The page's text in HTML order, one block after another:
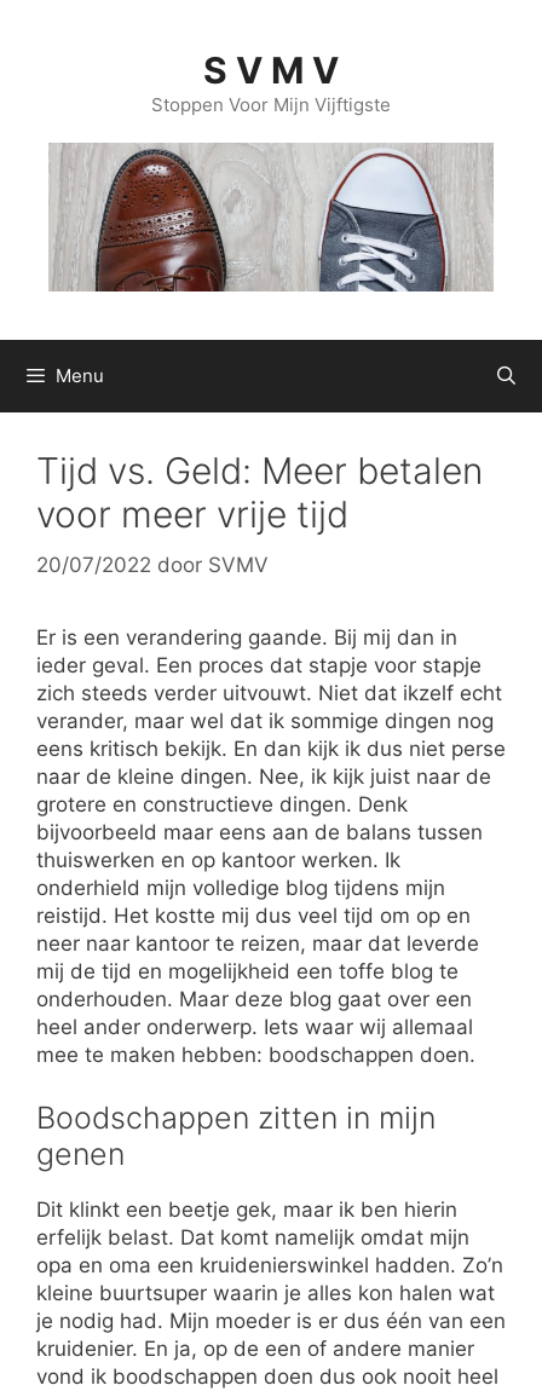
S V M V
Stoppen Voor Mijn Vijftigste
Menu
Tijd vs. Geld: Meer betalen
voor meer vrije tijd
20/07/2022 door SVMV
Er is een verandering gaande. Bij mij dan in
ieder geval. Een proces dat stapje voor stapje
zich steeds verder uitvouwt. Niet dat ikzelf echt
verander, maar wel dat ik sommige dingen nog
eens kritisch bekijk. En dan kijk ik dus niet perse
naar de kleine dingen. Nee, ik kijk juist naar de
grotere en constructieve dingen. Denk
bijvoorbeeld maar eens aan de balans tussen
thuiswerken en op kantoor werken. Ik
onderhield mijn volledige blog tijdens mijn
reistijd. Het kostte mij dus veel tijd om op en
neer naar kantoor te reizen, maar dat leverde
mij de tijd en mogelijkheid een toffe blog te
onderhouden. Maar deze blog gaat over een
heel ander onderwerp. Iets waar wij allemaal
mee te maken hebben: boodschappen doen.
Boodschappen zitten in mijn
genen
Dit klinkt een beetje gek, maar ik ben hierin
erfelijk belast. Dat komt namelijk omdat mijn
opa en oma een kruidenierswinkel hadden. Zo’n
kleine buurtsuper waarin je alles kon halen wat
je nodig had. Mijn moeder is er dus één van een
kruidenier. En ja, op de een of andere manier
vond ik boodschappen doen dus ook nooit heel